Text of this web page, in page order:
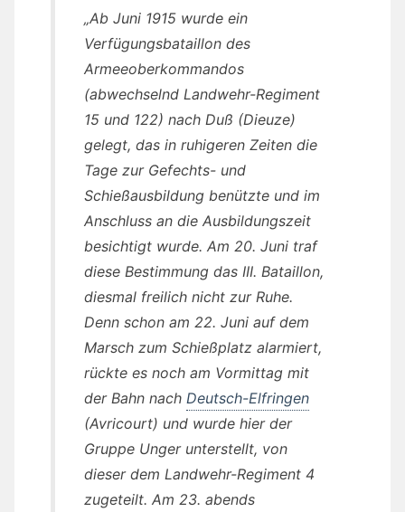
„Ab Juni 1915 wurde ein
Verfügungsbataillon des
Armeeoberkommandos
(abwechselnd Landwehr-Regiment
15 und 122) nach Duß (Dieuze)
gelegt, das in ruhigeren Zeiten die
Tage zur Gefechts- und
Schießausbildung benützte und im
Anschluss an die Ausbildungszeit
besichtigt wurde. Am 20. Juni traf
diese Bestimmung das III. Bataillon,
diesmal freilich nicht zur Ruhe.
Denn schon am 22. Juni auf dem
Marsch zum Schießplatz alarmiert,
rückte es noch am Vormittag mit
der Bahn nach Deutsch-Elfringen
(Avricourt) und wurde hier der
Gruppe Unger unterstellt, von
dieser dem Landwehr-Regiment 4
zugeteilt. Am 23. abends